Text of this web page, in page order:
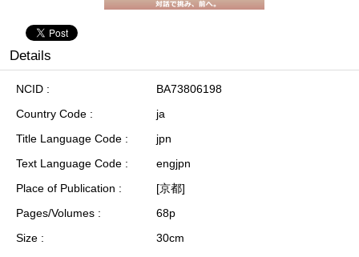
Details
NCID
BA73806198
Country Code
ja
Title Language Code
jpn
Text Language Code
engjpn
Place of Publication
[京都]
Pages/Volumes
68p
Size
30cm